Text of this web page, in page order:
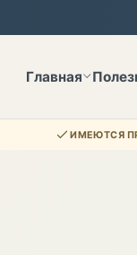
Главная
ИМЕЮТСЯ